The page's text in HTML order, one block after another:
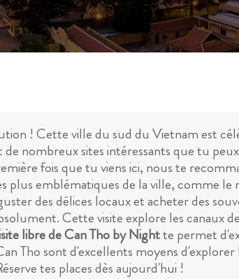
! Cette ville du sud du Vietnam est
nombreux sites intéressants que tu
fois que tu viens ici, nous te
plus emblématiques de la ville, comme le
des délices locaux et acheter des
Cette visite explore les canaux
libre de Can Tho by Nightte permet
Tho sont d'excellents moyens d'explorer
tes places dès aujourd'hui !